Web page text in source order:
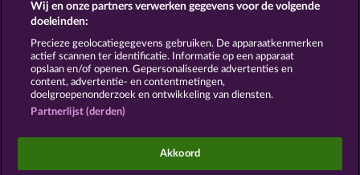
Partnerprogramma Facebook
Terugbetalingsverzoek indienen
Sociale casino games zijn enkel bedoeld voor
entertainment en hebben absoluut geen enkele
Wij en onze partners verwerken gegevens voor de volgende
doeleinden:
Precieze geolocatiegegevens gebruiken. De apparaatkenmerken
actief scannen ter identificatie. Informatie op een apparaat
opslaan en/of openen. Gepersonaliseerde advertenties en
content, advertentie- en contentmetingen,
doelgroepenonderzoek en ontwikkeling van diensten.
Partnerlijst (derden)
Akkoord